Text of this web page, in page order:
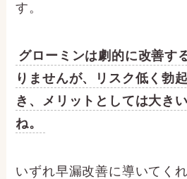
す。
グローミンは劇的に改善す
りませんが、リスク低く勃
き、メリットとしては大き
ね。
いずれ早漏改善に導いてく